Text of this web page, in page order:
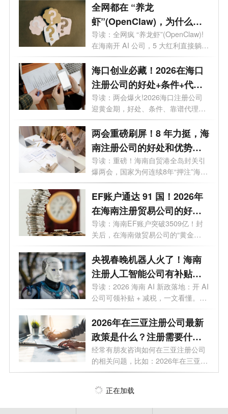
全网都在 “养龙
虾”(OpenClaw)，为什么聪
明人都去海南注册 AI 公司？
导读：全网疯 “养龙虾”(OpenClaw)!
在海南开 AI 公司，5 大红利直接躺
赢。最近...
海口创业必藏！2026在海口
注册公司的好处+条件+代
理，全在这
导读：两会爆火!2026海口注册公司
迎黄金期，好处、条件、靠谱代理全
攻略，...
两会重磅刷屏！8 年力挺，海
南注册公司的好处和优势全
解析
导读：重磅！海南自贸港全岛封关引
爆两会，国家为何连续8年“押注”海
南...
EF账户通达 91 国！2026年
在海南注册贸易公司的好
处，你需要知道
导读：海南EF账户突破3509亿！封
关后，在海南做贸易公司的“黄金
值”终于藏...
央视春晚机器人火了！海南
注册人工智能公司有补贴
吗？官方明确了
导读：2026 海南 AI 新政落地：开 AI
公司可领补贴 + 减税，一文看懂。当
春晚...
2026年在三亚注册公司最新
政策是什么？注册需要什么
材料和手续？
经常有朋友咨询如何在三亚注册公司
的相关问题，比如：2026年在三亚注
册公...
正在加载